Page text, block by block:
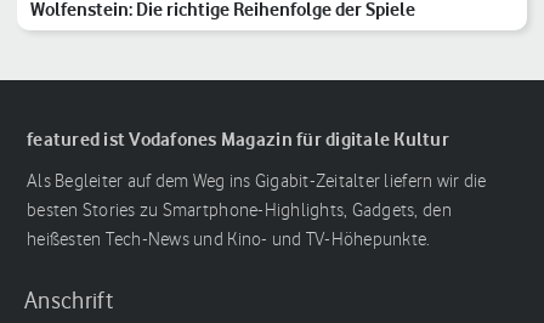
Wolfenstein: Die richtige Reihenfolge der Spiele
featured ist Vodafones Magazin für digitale Kultur
Als Begleiter auf dem Weg ins Gigabit-Zeitalter liefern wir die
besten Stories zu Smartphone-Highlights, Gadgets, den
heißesten Tech-News und Kino- und TV-Höhepunkte.
Anschrift